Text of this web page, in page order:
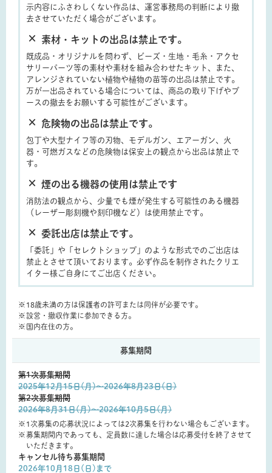
示内容にふさわしくない作品は、運営事務局の判断により撤
去させていただく場合がございます。
× 素材・キットの出品は禁止です。
既成品・オリジナルを問わず、ビーズ・生地・毛糸・アクセ
サリーパーツ等の素材や素材を組み合わせたキット、また、
アレンジされていない植物や植物の苗等の出品は禁止です。
万が一出品されている場合については、商品の取り下げやブ
ースの撤去をお願いする可能性がございます。
× 危険物の出品は禁止です。
包丁や大型ナイフ等の刃物、モデルガン、エアーガン、火
器・可燃ガスなどの危険物は保安上の観点から出品は禁止で
す。
× 煙の出る機器の使用は禁止です
消防法の観点から、少量でも煙が発生する可能性のある機器
（レーザー彫刻機や刻印機など）は使用禁止です。
× 委託出店は禁止です。
「委託」や「セレクトショップ」のような形式でのご出店は
禁止とさせて頂いております。必ず作品を制作されたクリエ
イター様ご自身にてご出店ください。
18歳未満の方は保護者の許可または同伴が必要です。
設営・撤収作業に参加できる方。
国内在住の方。
募集期間
第1次募集期間
2025年12月15日(月)〜2026年8月23日(日)
第2次募集期間
2026年8月31日(月)〜2026年10月5日(月)
1次募集の応募状況によっては2次募集を行わない場合もございます。
募集期間内であっても、定員数に達した場合は応募受付を終了させて
いただきます。
キャンセル待ち募集期間
2026年10月18日(日)まで